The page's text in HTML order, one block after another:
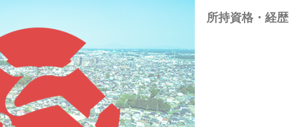
所持資格・経歴